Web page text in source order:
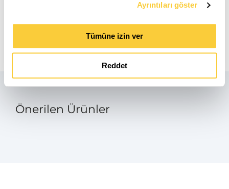
Ayrıntıları göster
Tümüne izin ver
Reddet
Dokunmatik ekran kılavuzu
pdf
Önerilen Ürünler